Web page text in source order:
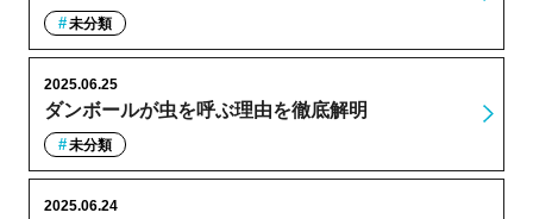
未分類
ダンボールが虫を呼ぶ理由を徹底解明
2025.06.25
未分類
2025.06.24